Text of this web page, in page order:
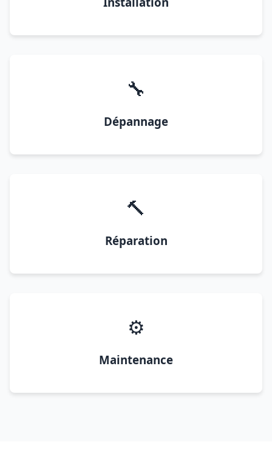
🔧
Dépannage
🔨
Réparation
⚙️
Maintenance